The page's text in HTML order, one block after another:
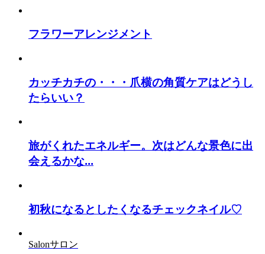
フラワーアレンジメント
カッチカチの・・・爪横の角質ケアはどうし
たらいい？
旅がくれたエネルギー。次はどんな景色に出
会えるかな...
初秋になるとしたくなるチェックネイル♡
Salonサロン